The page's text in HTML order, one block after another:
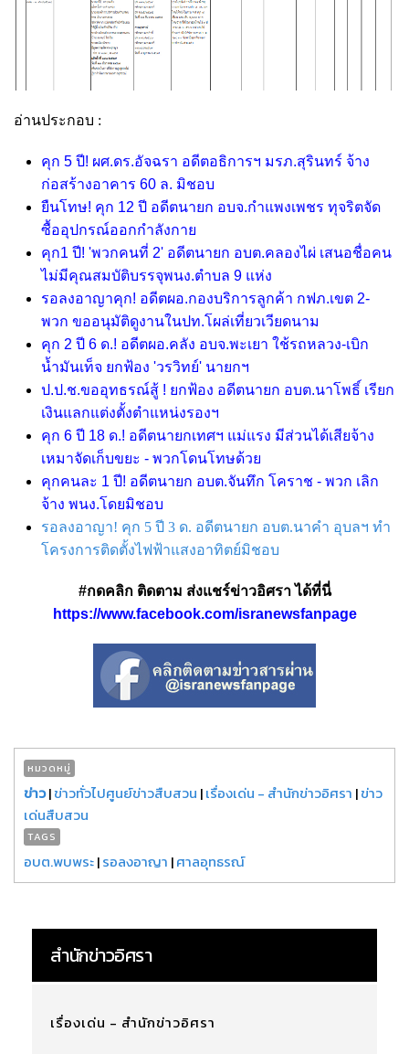
อ่านประกอบ :
คุก 5 ปี! ผศ.ดร.อัจฉรา อดีตอธิการฯ มรภ.สุรินทร์ จ้าง
ก่อสร้างอาคาร 60 ล. มิชอบ
ยืนโทษ! คุก 12 ปี อดีตนายก อบจ.กำแพงเพชร ทุจริตจัด
ซื้ออุปกรณ์ออกกำลังกาย
คุก1 ปี! 'พวกคนที่ 2' อดีตนายก อบต.คลองไผ่ เสนอชื่อคน
ไม่มีคุณสมบัติบรรจุพนง.ตำบล 9 แห่ง
รอลงอาญาคุก! อดีตผอ.กองบริการลูกค้า กฟภ.เขต 2-
พวก ขออนุมัติดูงานในปท.โผล่เที่ยวเวียดนาม
คุก 2 ปี 6 ด.! อดีตผอ.คลัง อบจ.พะเยา ใช้รถหลวง-เบิก
น้ำมันเท็จ ยกฟ้อง 'วรวิทย์' นายกฯ
ป.ป.ช.ขออุทธรณ์สู้ ! ยกฟ้อง อดีตนายก อบต.นาโพธิ์ เรียก
เงินแลกแต่งตั้งตำแหน่งรองฯ
คุก 6 ปี 18 ด.! อดีตนายกเทศฯ แม่แรง มีส่วนได้เสียจ้าง
เหมาจัดเก็บขยะ - พวกโดนโทษด้วย
คุกคนละ 1 ปี! อดีตนายก อบต.จันทึก โคราช - พวก เลิก
จ้าง พนง.โดยมิชอบ
รอลงอาญา! คุก 5 ปี 3 ด. อดีตนายก อบต.นาคำ อุบลฯ ทำ
โครงการติดตั้งไฟฟ้าแสงอาทิตย์มิชอบ
#กดคลิก ติดตาม ส่งแชร์ข่าวอิศรา ได้ที่นี่
https://www.facebook.com/isranewsfanpage
หมวดหมู่
ข่าว|ข่าวทั่วไปศูนย์ข่าวสืบสวน |เรื่องเด่น - สำนักข่าวอิศรา |ข่าว
เด่นสืบสวน
TAGS
อบต.พบพระ|รอลงอาญา |ศาลอุทธรณ์
สำนักข่าวอิศรา
เรื่องเด่น - สำนักข่าวอิศรา